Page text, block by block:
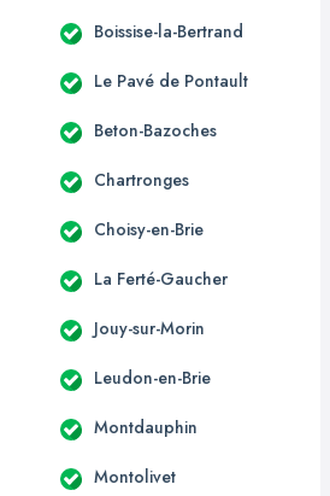
Boissise-la-Bertrand
Le Pavé de Pontault
Beton-Bazoches
Chartronges
Choisy-en-Brie
La Ferté-Gaucher
Jouy-sur-Morin
Leudon-en-Brie
Montdauphin
Montolivet